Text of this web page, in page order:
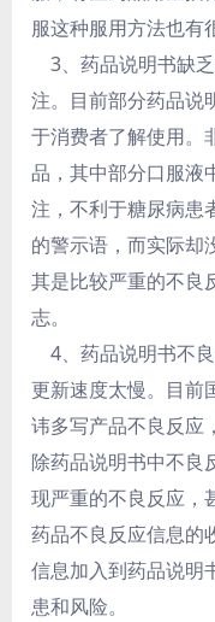
服这种服用方法也有
3、药品说明书缺
注。目前部分药品说
于消费者了解使用。
品，其中部分口服液
注，不利于糖尿病患
的警示语，而实际却
其是比较严重的不良
志。
4、药品说明书不
更新速度太慢。目前
讳多写产品不良反应
除药品说明书中不良
现严重的不良反应，
药品不良反应信息的
信息加入到药品说明
患和风险。